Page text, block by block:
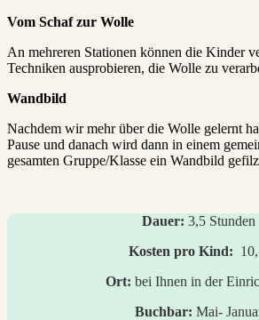
Vom Schaf zur Wolle
An mehreren Stationen können die Kinder
Techniken ausprobieren, die Wolle zu
Wandbild
Nachdem wir mehr über die Wolle gelernt
Pause und danach wird dann in einem
gesamten Gruppe/Klasse ein Wandbild
Dauer: 3,5 Stunden
Kosten pro Kind:
Ort: bei Ihnen in der
Buchbar: Mai-